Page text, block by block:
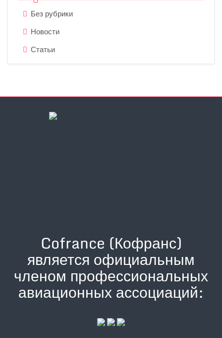
Без рубрики
Новости
Статьи
Cofrance (Кофранс)
является официальным
членом профессиональных
авиационных ассоциаций: